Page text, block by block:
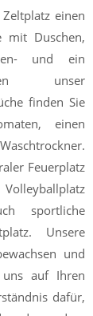
einen
mit Duschen,
und ein
unser
finden Sie
einen
Feuerplatz
sportliche
Unsere
und
auf Ihren
dafür,